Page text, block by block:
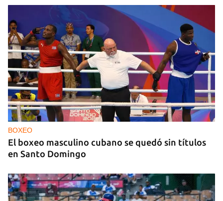
BOXEO
El boxeo masculino cubano se quedó sin títulos
en Santo Domingo